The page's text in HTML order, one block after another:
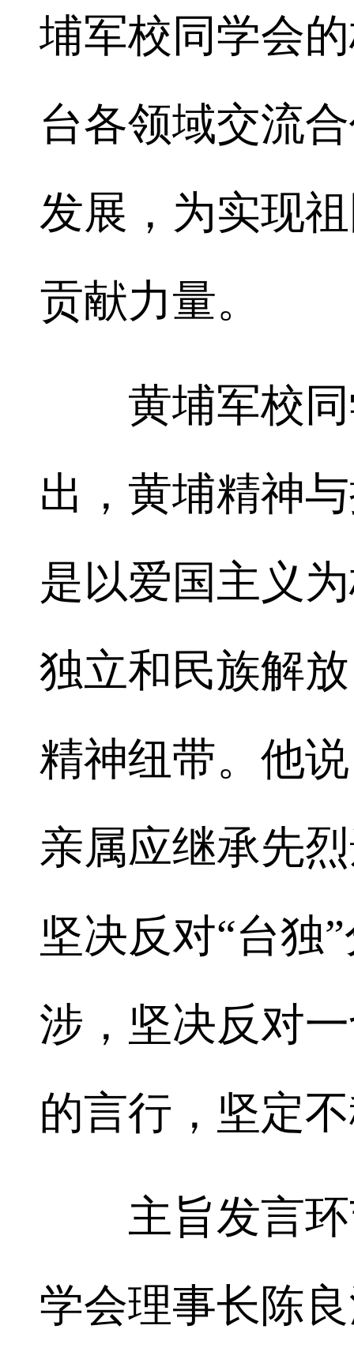
埔军校同学会
台各领域交流
发展，为实现
贡献力量。
黄埔军校同
出，黄埔精神
是以爱国主义
独立和民族解
精神纽带。他
亲属应继承先
坚决反对“台独
涉，坚决反对
的言行，坚定
主旨发言环
学会理事长陈